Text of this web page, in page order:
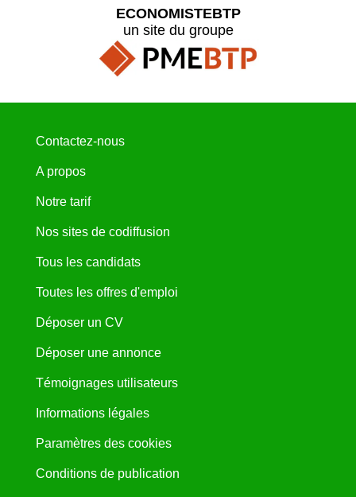
ECONOMISTEBTP
un site du groupe
Contactez-nous
A propos
Notre tarif
Nos sites de codiffusion
Tous les candidats
Toutes les offres d'emploi
Déposer un CV
Déposer une annonce
Témoignages utilisateurs
Informations légales
Paramètres des cookies
Conditions de publication